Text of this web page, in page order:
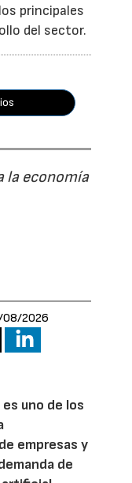
principales
del sector.
la economía
2026
uno de los
empresas y
de